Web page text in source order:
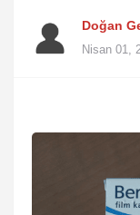
Doğan
Nisan 01,